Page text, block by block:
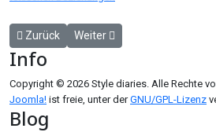
Vorheriger Beitrag: Stressfrei
Zurück Nächster Beitrag: Küchen-
Weiter
Info
Copyright © 2026 Style diaries. Alle Rechte
Joomla! ist freie, unter derGNU/GPL-Lizenz
Blog